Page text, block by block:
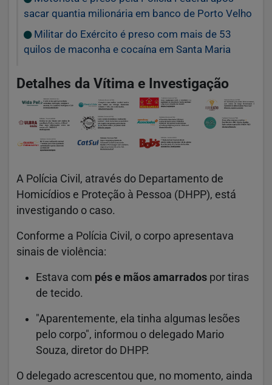
sacar quantia milionária em banco de Porto Velho
Militar do Exército é preso com mais de 53
quilos de maconha e cocaína em Santa Maria
Detalhes da Vítima e Investigação
A Polícia Civil, através do Departamento de
Homicídios e Proteção à Pessoa (DHPP), está
investigando o caso.
Conforme a Polícia Civil, o corpo apresentava
sinais de violência:
Estava com pés e mãos amarrados por tiras
de tecido.
"Aparentemente, ela tinha algumas lesões
pelo corpo", informou o delegado Mario
Souza, diretor do DHPP.
O delegado acrescentou que, no momento, ainda